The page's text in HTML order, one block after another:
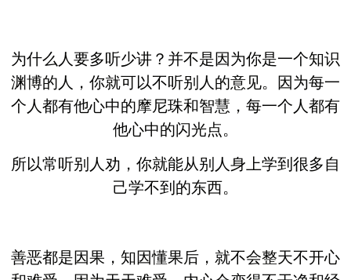
为什么人要多听少讲？并不是因为你是一个知识
渊博的人，你就可以不听别人的意见。因为每一
个人都有他心中的摩尼珠和智慧，每一个人都有
他心中的闪光点。
所以常听别人劝，你就能从别人身上学到很多自
己学不到的东西。
善恶都是因果，知因懂果后，就不会整天不开心